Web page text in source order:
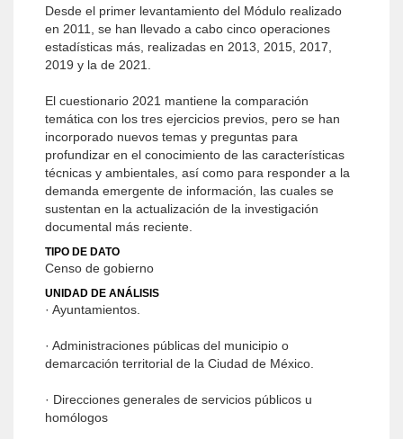
Desde el primer levantamiento del Módulo realizado
en 2011, se han llevado a cabo cinco operaciones
estadísticas más, realizadas en 2013, 2015, 2017,
2019 y la de 2021.
El cuestionario 2021 mantiene la comparación
temática con los tres ejercicios previos, pero se han
incorporado nuevos temas y preguntas para
profundizar en el conocimiento de las características
técnicas y ambientales, así como para responder a la
demanda emergente de información, las cuales se
sustentan en la actualización de la investigación
documental más reciente.
TIPO DE DATO
Censo de gobierno
UNIDAD DE ANÁLISIS
· Ayuntamientos.
· Administraciones públicas del municipio o
demarcación territorial de la Ciudad de México.
· Direcciones generales de servicios públicos u
homólogos